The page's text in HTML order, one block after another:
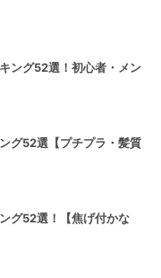
ング52選！初心者・メン
グ52選【プチプラ・髪質
グ52選！【焦げ付かな